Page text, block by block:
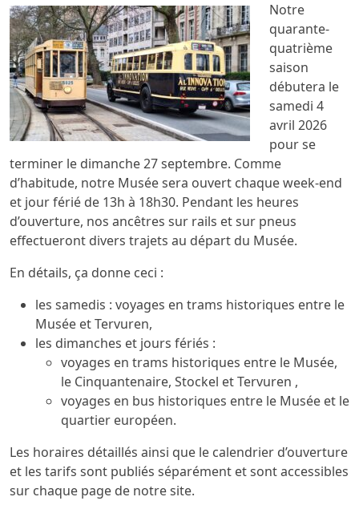
Notre
quarante-
quatrième
saison
débutera le
samedi 4
avril 2026
pour se
terminer le dimanche 27 septembre. Comme
d’habitude, notre Musée sera ouvert chaque week-end
et jour férié de 13h à 18h30. Pendant les heures
d’ouverture, nos ancêtres sur rails et sur pneus
effectueront divers trajets au départ du Musée.
En détails, ça donne ceci :
les samedis : voyages en trams historiques entre le
Musée et Tervuren,
les dimanches et jours fériés :
voyages en trams historiques entre le Musée,
le Cinquantenaire, Stockel et Tervuren ,
voyages en bus historiques entre le Musée et le
quartier européen.
Les horaires détaillés ainsi que le calendrier d’ouverture
et les tarifs sont publiés séparément et sont accessibles
sur chaque page de notre site.